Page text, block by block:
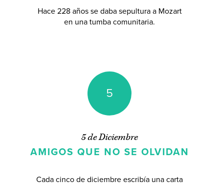
Hace 228 años se daba sepultura a Mozart
en una tumba comunitaria.
5
5 de Diciembre
AMIGOS QUE NO SE OLVIDAN
Cada cinco de diciembre escribía una carta